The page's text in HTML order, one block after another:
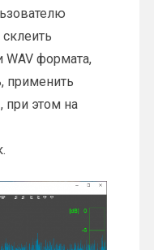
формата,
применить
при этом на